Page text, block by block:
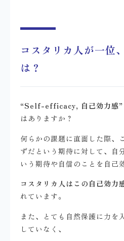
コスタリカ人が一位
は？
“Self-efficacy, 自己効力感”
はありますか？
何らかの課題に直面した際、
ずだという期待に対して、自
いう期待や自信のことを自己
コスタリカ人はこの自己効力
れています。
また、とても自然保護に力を
していなく、